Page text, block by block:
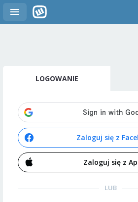
LOGOWANIE
Zaloguj się z
Zaloguj się z
LUB